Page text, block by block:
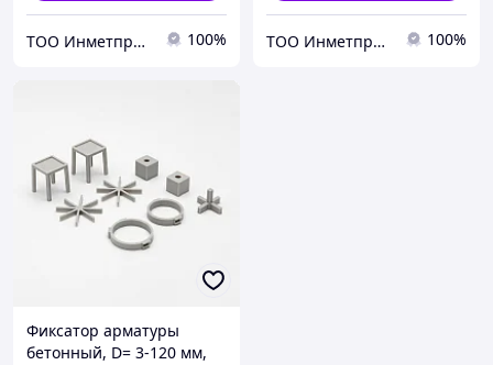
ТОО Инметпром 100% ТОО Инметпром 100%
Фиксатор арматуры
бетонный, D= 3-120 мм,